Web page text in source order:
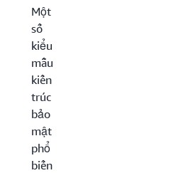
Một
số
kiểu
mẫu
kiến
trúc
bảo
mật
phổ
biến